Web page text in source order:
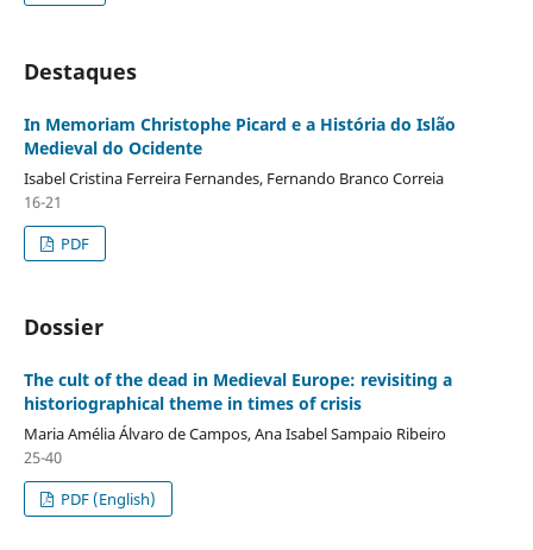
Destaques
In Memoriam Christophe Picard e a História do Islão
Medieval do Ocidente
Isabel Cristina Ferreira Fernandes, Fernando Branco Correia
16-21
PDF
Dossier
The cult of the dead in Medieval Europe: revisiting a
historiographical theme in times of crisis
Maria Amélia Álvaro de Campos, Ana Isabel Sampaio Ribeiro
25-40
PDF (English)